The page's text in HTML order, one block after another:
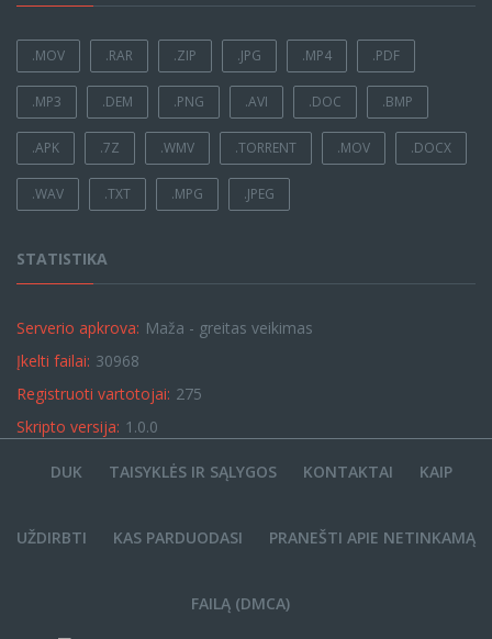
.MOV .RAR .ZIP .JPG .MP4 .PDF
.MP3 .DEM .PNG .AVI .DOC .BMP
.APK .7Z .WMV .TORRENT .MOV .DOCX
.WAV .TXT .MPG .JPEG
STATISTIKA
Serverio apkrova: Maža - greitas veikimas
Įkelti failai: 30968
Registruoti vartotojai: 275
Skripto versija: 1.0.0
DUK TAISYKLĖS IR SĄLYGOS KONTAKTAI KAIP
UŽDIRBTI KAS PARDUODASI PRANEŠTI APIE NETINKAMĄ
FAILĄ (DMCA)